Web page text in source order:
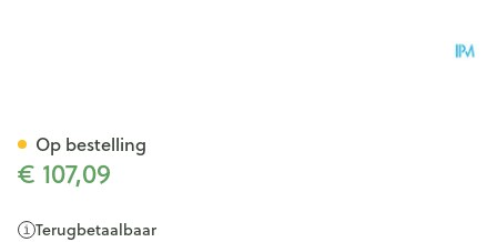
€ 107,09
Terugbetaalbaar
Op bestelling